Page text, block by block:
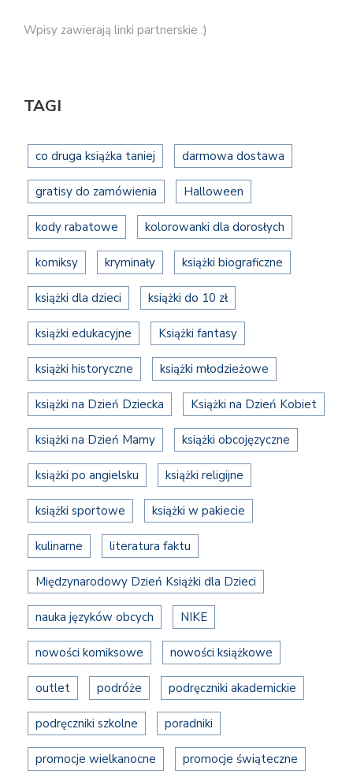
Wpisy zawierają linki partnerskie :)
TAGI
co druga książka taniej darmowa dostawa
gratisy do zamówienia Halloween
kody rabatowe kolorowanki dla dorosłych
komiksy kryminały książki biograficzne
książki dla dzieci książki do 10 zł
książki edukacyjne Książki fantasy
książki historyczne książki młodzieżowe
książki na Dzień Dziecka Książki na Dzień Kobiet
książki na Dzień Mamy książki obcojęzyczne
książki po angielsku książki religijne
książki sportowe książki w pakiecie
kulinarne literatura faktu
Międzynarodowy Dzień Książki dla Dzieci
nauka języków obcych NIKE
nowości komiksowe nowości książkowe
outlet podróże podręczniki akademickie
podręczniki szkolne poradniki
promocje wielkanocne promocje świąteczne